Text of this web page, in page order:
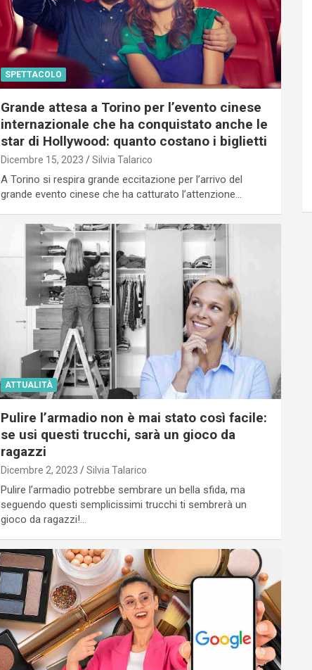
SPETTACOLO
Grande attesa a Torino per l’evento cinese
internazionale che ha conquistato anche le
star di Hollywood: quanto costano i biglietti
Dicembre 15, 2023 Silvia Talarico
A Torino si respira grande eccitazione per l’arrivo del
grande evento cinese che ha catturato l’attenzione…
ATTUALITÀ
Pulire l’armadio non è mai stato così facile:
se usi questi trucchi, sarà un gioco da
ragazzi
Dicembre 2, 2023 Silvia Talarico
Pulire l’armadio potrebbe sembrare un bella sfida, ma
seguendo questi semplicissimi trucchi ti sembrerà un
gioco da ragazzi!…